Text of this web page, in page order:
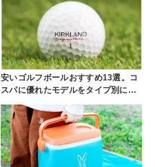
安いゴルフボールおすすめ13選。コ
スパに優れたモデルをタイプ別に…